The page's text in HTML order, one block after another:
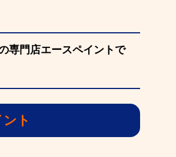
専門店エースペイントで
ト